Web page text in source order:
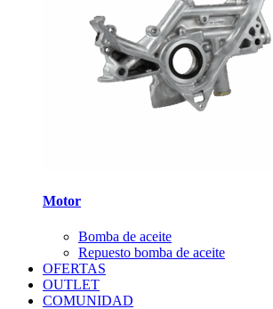
Motor
Bomba de aceite
Repuesto bomba de aceite
OFERTAS
OUTLET
COMUNIDAD